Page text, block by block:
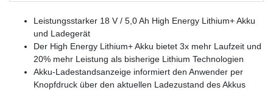
Leistungsstarker 18 V / 5,0 Ah High Energy Lithium+ Akku
und Ladegerät
Der High Energy Lithium+ Akku bietet 3x mehr Laufzeit und
20% mehr Leistung als bisherige Lithium Technologien
Akku-Ladestandsanzeige informiert den Anwender per
Knopfdruck über den aktuellen Ladezustand des Akkus